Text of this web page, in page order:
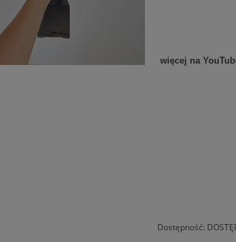
więcej na
Dostępność: